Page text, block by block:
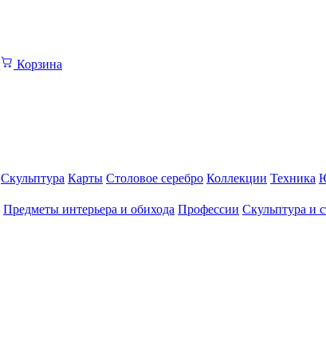
Корзина
Скульптура Карты Столовое серебро Коллекции Техника
Предметы интерьера и обихода Профессии Скульптура и